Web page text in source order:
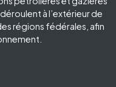
à l’extérieur de
régions fédérales, afin